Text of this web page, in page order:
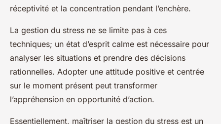
réceptivité et la concentration pendant l’enchère.
La gestion du stress ne se limite pas à ces
techniques; un état d’esprit calme est nécessaire pour
analyser les situations et prendre des décisions
rationnelles. Adopter une attitude positive et centrée
sur le moment présent peut transformer
l’appréhension en opportunité d’action.
Essentiellement, maîtriser la gestion du stress est un